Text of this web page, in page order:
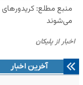
آخرین اخبار